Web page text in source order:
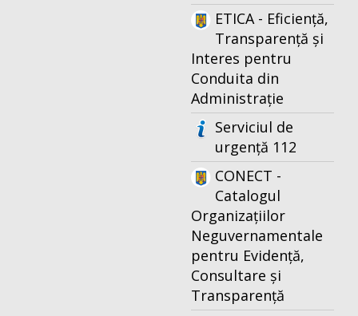
ETICA - Eficiență,
Transparență și
Interes pentru
Conduita din
Administrație
Serviciul de
urgență 112
CONECT -
Catalogul
Organizațiilor
Neguvernamentale
pentru Evidență,
Consultare și
Transparență